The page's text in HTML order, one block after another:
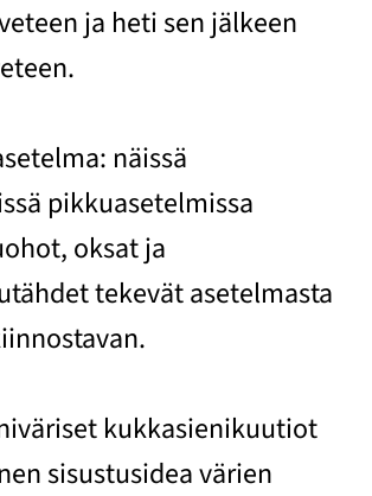
ja heti sen jälkeen
näissä
pikkuasetelmissa
oksat ja
tekevät asetelmasta
kukkasienikuutiot
sisustusidea värien